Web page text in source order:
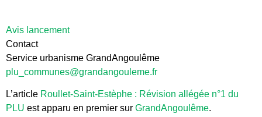
Avis lancement
Contact
Service urbanisme GrandAngoulême
plu_communes@grandangouleme.fr
L’article Roullet-Saint-Estèphe : Révision allégée n°1 du
PLU est apparu en premier sur GrandAngoulême.